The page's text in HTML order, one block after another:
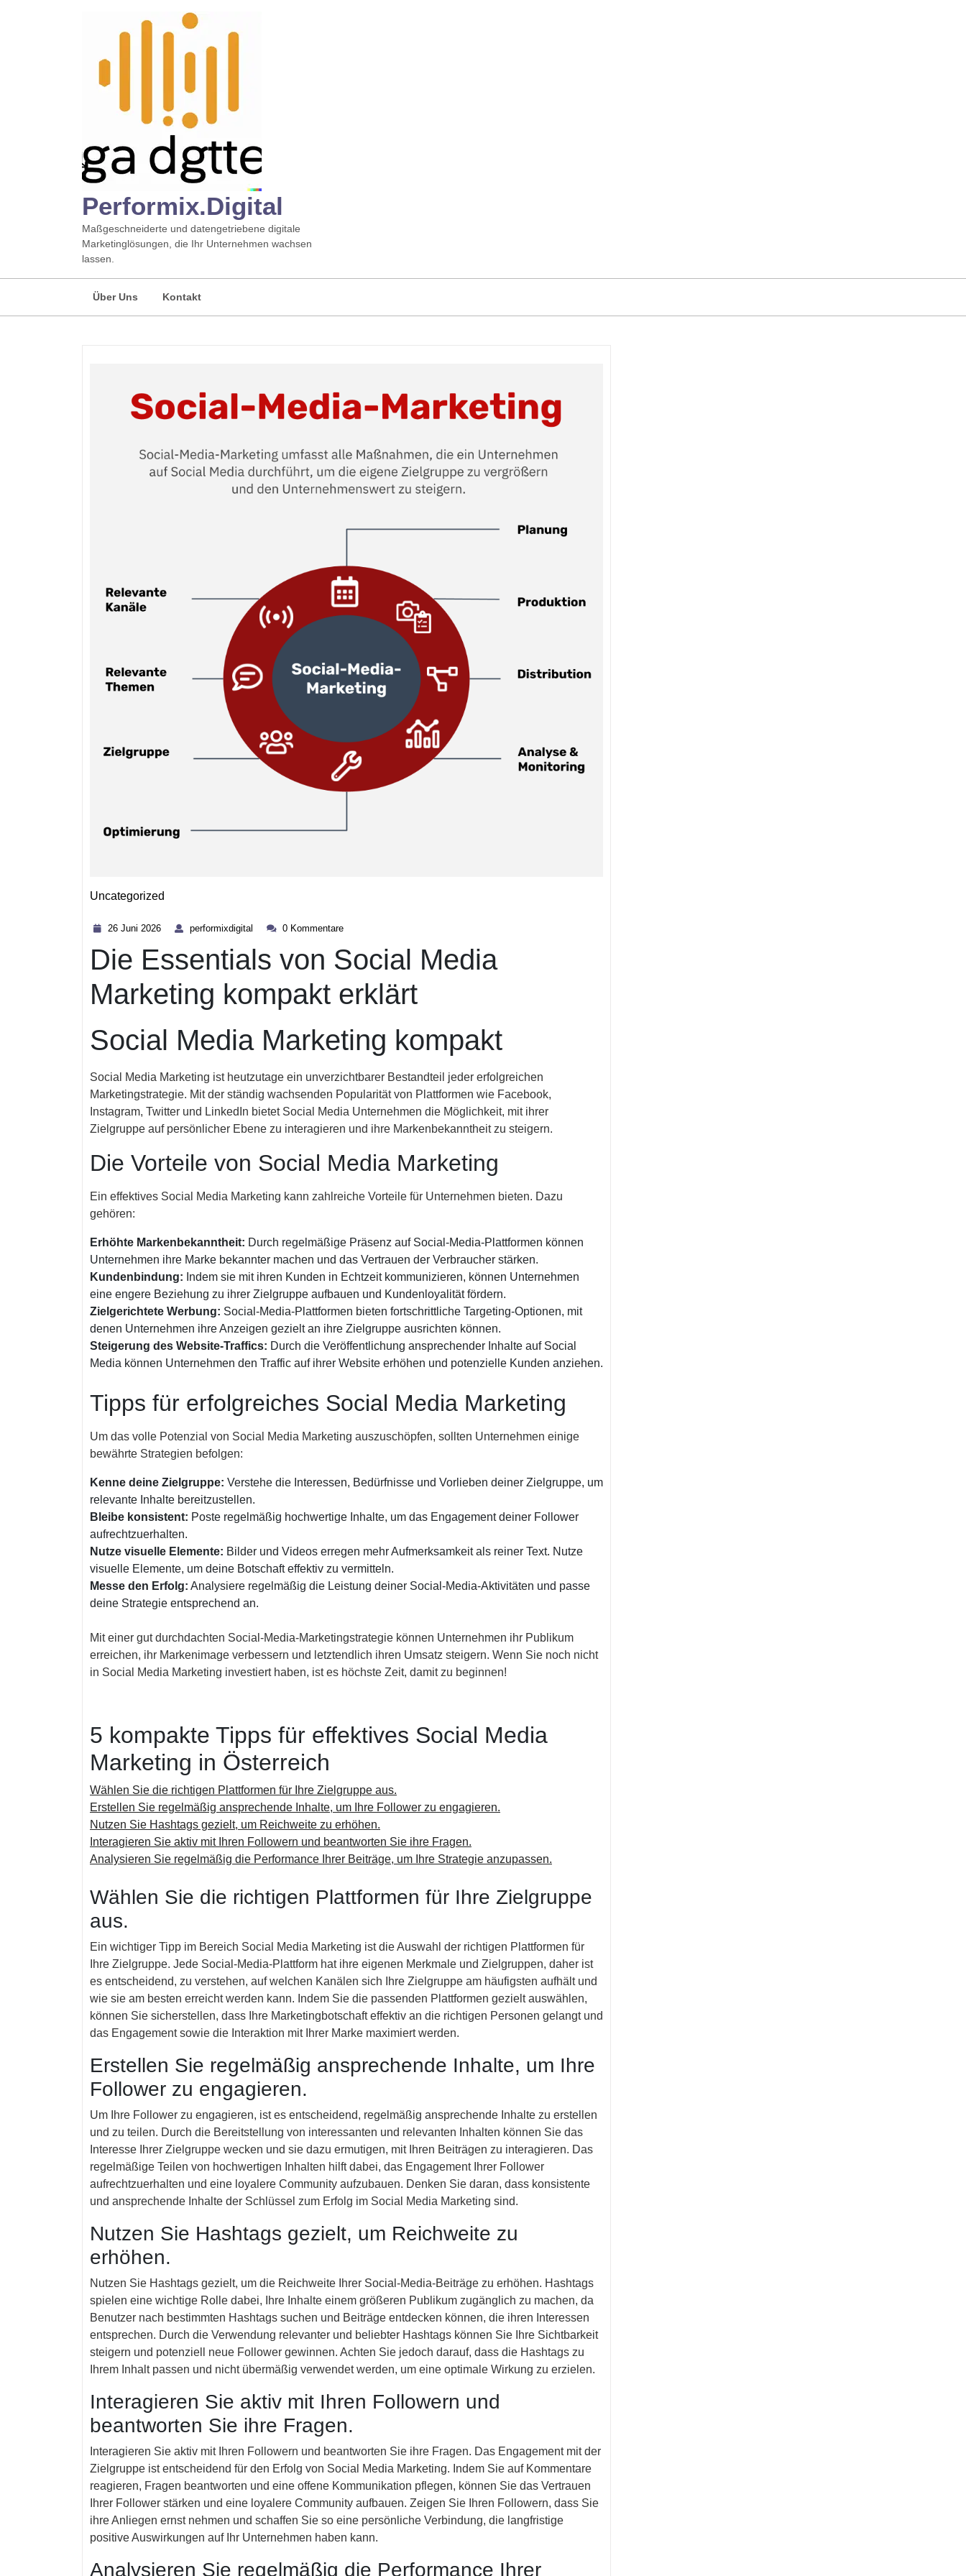
Performix.digital
Maßgeschneiderte und datengetriebene digitale
Marketinglösungen, die Ihr Unternehmen wachsen
lassen.
Über Uns Kontakt
Uncategorized
26 Juni 2026
2026
performixdigital performixdigital
0 Kommentare
Die Essentials von Social Media
Marketing kompakt erklärt
Social Media Marketing kompakt
Social Media Marketing ist heutzutage ein unverzichtbarer Bestandteil jeder erfolgreichen
Marketingstrategie. Mit der ständig wachsenden Popularität von Plattformen wie Facebook,
Instagram, Twitter und LinkedIn bietet Social Media Unternehmen die Möglichkeit, mit ihrer
Zielgruppe auf persönlicher Ebene zu interagieren und ihre Markenbekanntheit zu steigern.
Die Vorteile von Social Media Marketing
Ein effektives Social Media Marketing kann zahlreiche Vorteile für Unternehmen bieten. Dazu
gehören:
Erhöhte Markenbekanntheit: Durch regelmäßige Präsenz auf Social-Media-Plattformen können
Unternehmen ihre Marke bekannter machen und das Vertrauen der Verbraucher stärken.
Kundenbindung: Indem sie mit ihren Kunden in Echtzeit kommunizieren, können Unternehmen
eine engere Beziehung zu ihrer Zielgruppe aufbauen und Kundenloyalität fördern.
Zielgerichtete Werbung: Social-Media-Plattformen bieten fortschrittliche Targeting-Optionen, mit
denen Unternehmen ihre Anzeigen gezielt an ihre Zielgruppe ausrichten können.
Steigerung des Website-Traffics: Durch die Veröffentlichung ansprechender Inhalte auf Social
Media können Unternehmen den Traffic auf ihrer Website erhöhen und potenzielle Kunden anziehen.
Tipps für erfolgreiches Social Media Marketing
Um das volle Potenzial von Social Media Marketing auszuschöpfen, sollten Unternehmen einige
bewährte Strategien befolgen:
Kenne deine Zielgruppe: Verstehe die Interessen, Bedürfnisse und Vorlieben deiner Zielgruppe, um
relevante Inhalte bereitzustellen.
Bleibe konsistent: Poste regelmäßig hochwertige Inhalte, um das Engagement deiner Follower
aufrechtzuerhalten.
Nutze visuelle Elemente: Bilder und Videos erregen mehr Aufmerksamkeit als reiner Text. Nutze
visuelle Elemente, um deine Botschaft effektiv zu vermitteln.
Messe den Erfolg: Analysiere regelmäßig die Leistung deiner Social-Media-Aktivitäten und passe
deine Strategie entsprechend an.
Mit einer gut durchdachten Social-Media-Marketingstrategie können Unternehmen ihr Publikum
erreichen, ihr Markenimage verbessern und letztendlich ihren Umsatz steigern. Wenn Sie noch nicht
in Social Media Marketing investiert haben, ist es höchste Zeit, damit zu beginnen!
5 kompakte Tipps für effektives Social Media
Marketing in Österreich
Wählen Sie die richtigen Plattformen für Ihre Zielgruppe aus.
Erstellen Sie regelmäßig ansprechende Inhalte, um Ihre Follower zu engagieren.
Nutzen Sie Hashtags gezielt, um Reichweite zu erhöhen.
Interagieren Sie aktiv mit Ihren Followern und beantworten Sie ihre Fragen.
Analysieren Sie regelmäßig die Performance Ihrer Beiträge, um Ihre Strategie anzupassen.
Wählen Sie die richtigen Plattformen für Ihre Zielgruppe
aus.
Ein wichtiger Tipp im Bereich Social Media Marketing ist die Auswahl der richtigen Plattformen für
Ihre Zielgruppe. Jede Social-Media-Plattform hat ihre eigenen Merkmale und Zielgruppen, daher ist
es entscheidend, zu verstehen, auf welchen Kanälen sich Ihre Zielgruppe am häufigsten aufhält und
wie sie am besten erreicht werden kann. Indem Sie die passenden Plattformen gezielt auswählen,
können Sie sicherstellen, dass Ihre Marketingbotschaft effektiv an die richtigen Personen gelangt und
das Engagement sowie die Interaktion mit Ihrer Marke maximiert werden.
Erstellen Sie regelmäßig ansprechende Inhalte, um Ihre
Follower zu engagieren.
Um Ihre Follower zu engagieren, ist es entscheidend, regelmäßig ansprechende Inhalte zu erstellen
und zu teilen. Durch die Bereitstellung von interessanten und relevanten Inhalten können Sie das
Interesse Ihrer Zielgruppe wecken und sie dazu ermutigen, mit Ihren Beiträgen zu interagieren. Das
regelmäßige Teilen von hochwertigen Inhalten hilft dabei, das Engagement Ihrer Follower
aufrechtzuerhalten und eine loyalere Community aufzubauen. Denken Sie daran, dass konsistente
und ansprechende Inhalte der Schlüssel zum Erfolg im Social Media Marketing sind.
Nutzen Sie Hashtags gezielt, um Reichweite zu
erhöhen.
Nutzen Sie Hashtags gezielt, um die Reichweite Ihrer Social-Media-Beiträge zu erhöhen. Hashtags
spielen eine wichtige Rolle dabei, Ihre Inhalte einem größeren Publikum zugänglich zu machen, da
Benutzer nach bestimmten Hashtags suchen und Beiträge entdecken können, die ihren Interessen
entsprechen. Durch die Verwendung relevanter und beliebter Hashtags können Sie Ihre Sichtbarkeit
steigern und potenziell neue Follower gewinnen. Achten Sie jedoch darauf, dass die Hashtags zu
Ihrem Inhalt passen und nicht übermäßig verwendet werden, um eine optimale Wirkung zu erzielen.
Interagieren Sie aktiv mit Ihren Followern und
beantworten Sie ihre Fragen.
Interagieren Sie aktiv mit Ihren Followern und beantworten Sie ihre Fragen. Das Engagement mit der
Zielgruppe ist entscheidend für den Erfolg von Social Media Marketing. Indem Sie auf Kommentare
reagieren, Fragen beantworten und eine offene Kommunikation pflegen, können Sie das Vertrauen
Ihrer Follower stärken und eine loyalere Community aufbauen. Zeigen Sie Ihren Followern, dass Sie
ihre Anliegen ernst nehmen und schaffen Sie so eine persönliche Verbindung, die langfristige
positive Auswirkungen auf Ihr Unternehmen haben kann.
Analysieren Sie regelmäßig die Performance Ihrer